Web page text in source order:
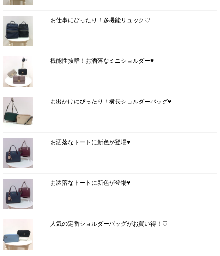
お仕事にぴったり！多機能リュック♡
機能性抜群！お洒落なミニショルダー♥
お出かけにぴったり！横長ショルダーバッグ♥
お洒落なトートに新色が登場♥
お洒落なトートに新色が登場♥
人気の定番ショルダーバッグがお買い得！♡